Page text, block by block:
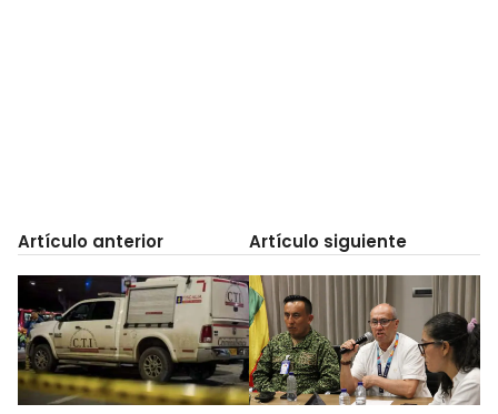
Artículo anterior Artículo siguiente